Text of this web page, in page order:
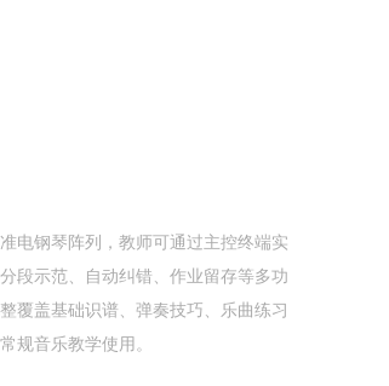
电钢琴阵列，教师可通过主控终端实
段示范、自动纠错、作业留存等多功
覆盖基础识谱、弹奏技巧、乐曲练习
规音乐教学使用。